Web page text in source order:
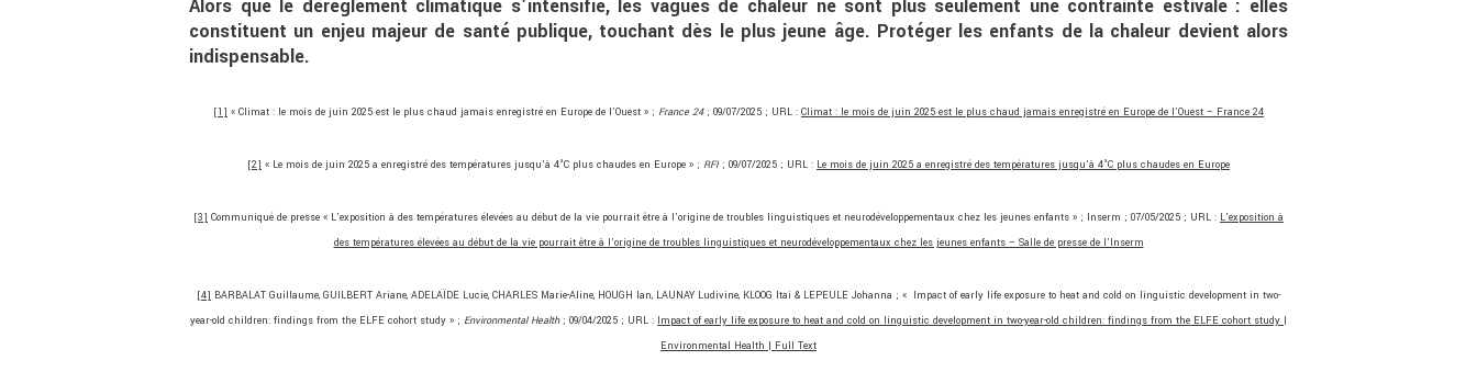
Alors que le dérèglement climatique s’intensifie, les vagues de chaleur ne sont plus seulement une contrainte estivale : elles
constituent un enjeu majeur de santé publique, touchant dès le plus jeune âge. Protéger les enfants de la chaleur devient alors
indispensable.
[1] « Climat : le mois de juin 2025 est le plus chaud jamais enregistré en Europe de l’Ouest » ; France 24; 09/07/2025 ; URL : Climat : le mois de juin 2025 est le plus chaud jamais enregistré en Europe de l’Ouest – France 24
[2] « Le mois de juin 2025 a enregistré des températures jusqu’à 4°C plus chaudes en Europe » ; RFI ; 09/07/2025 ; URL : Le mois de juin 2025 a enregistré des températures jusqu’à 4°C plus chaudes en Europe
[3] Communiqué de presse « L’exposition à des températures élevées au début de la vie pourrait être à l’origine de troubles linguistiques et neurodéveloppementaux chez les jeunes enfants » ; Inserm ; 07/05/2025 ; URL : L’exposition à
des températures élevées au début de la vie pourrait être à l’origine de troubles linguistiques et neurodéveloppementaux chez les jeunes enfants – Salle de presse de l’Inserm
[4] BARBALAT Guillaume, GUILBERT Ariane, ADELAÏDE Lucie, CHARLES Marie-Aline, HOUGH Ian, LAUNAY Ludivine, KLOOG Itai & LEPEULE Johanna ; « Impact of early life exposure to heat and cold on linguistic development in two-
year-old children: findings from the ELFE cohort study » ; Environmental Health; 09/04/2025 ; URL : Impact of early life exposure to heat and cold on linguistic development in two-year-old children: findings from the ELFE cohort study |
Environmental Health | Full Text